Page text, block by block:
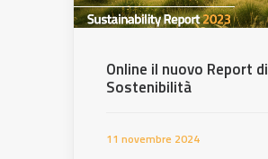
Online il nuovo Report di
Sostenibilità
11 novembre 2024